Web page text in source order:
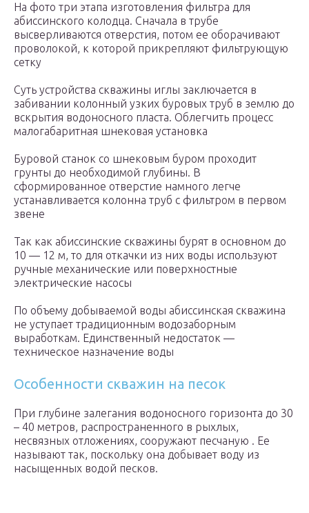
На фото три этапа изготовления фильтра для
абиссинского колодца. Сначала в трубе
высверливаются отверстия, потом ее оборачивают
проволокой, к которой прикрепляют фильтрующую
сетку
Суть устройства скважины иглы заключается в
забивании колонный узких буровых труб в землю до
вскрытия водоносного пласта. Облегчить процесс
малогабаритная шнековая установка
Буровой станок со шнековым буром проходит
грунты до необходимой глубины. В
сформированное отверстие намного легче
устанавливается колонна труб с фильтром в первом
звене
Так как абиссинские скважины бурят в основном до
10 — 12 м, то для откачки из них воды используют
ручные механические или поверхностные
электрические насосы
По объему добываемой воды абиссинская скважина
не уступает традиционным водозаборным
выработкам. Единственный недостаток —
техническое назначение воды
Особенности скважин на песок
При глубине залегания водоносного горизонта до 30
– 40 метров, распространенного в рыхлых,
несвязных отложениях, сооружают песчаную . Ее
называют так, поскольку она добывает воду из
насыщенных водой песков.